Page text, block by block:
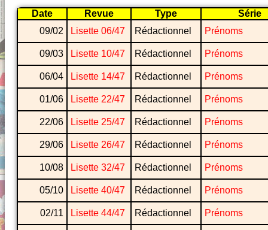
Date Revue Type
Série
09/02
Lisette 06/47 Rédactionnel Prénoms
09/03 Lisette 10/47 Rédactionnel Prénoms
06/04 Lisette 14/47 Rédactionnel Prénoms
01/06 Lisette 22/47 Rédactionnel Prénoms
22/06 Lisette 25/47 Rédactionnel Prénoms
29/06 Lisette 26/47 Rédactionnel Prénoms
10/08 Lisette 32/47 Rédactionnel Prénoms
05/10 Lisette 40/47 Rédactionnel Prénoms
02/11 Lisette 44/47 Rédactionnel Prénoms